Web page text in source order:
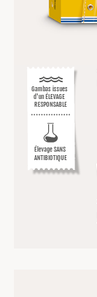
Élevage SANS
ANTIBIOTIQUE
Gambas issues
d'un ÉLEVAGE
RESPONSABLE